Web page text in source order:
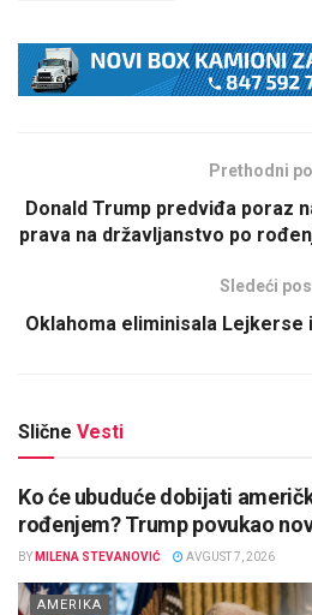
Prethodni
Donald Trump predviđa poraz
prava na državljanstvo po
Sledeći
Oklahoma eliminisala Lejkerse
Slične Vesti
Ko će ubuduće dobijati
rođenjem? Trump povukao
BY MILENA STEVANOVIĆ AVGUST 7, 2026
AMERIKA